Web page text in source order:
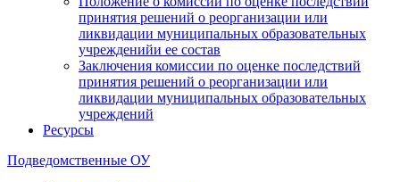
принятия решений о реорганизации или
ликвидации муниципальных образовательных
учрежденийи ее состав
Заключения комиссии по оценке последствий
принятия решений о реорганизации или
ликвидации муниципальных образовательных
учреждений
Ресурсы
Подведомственные ОУ